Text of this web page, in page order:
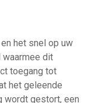
het snel op uw
dit
toegang tot
het geleende
wordt gestort, een